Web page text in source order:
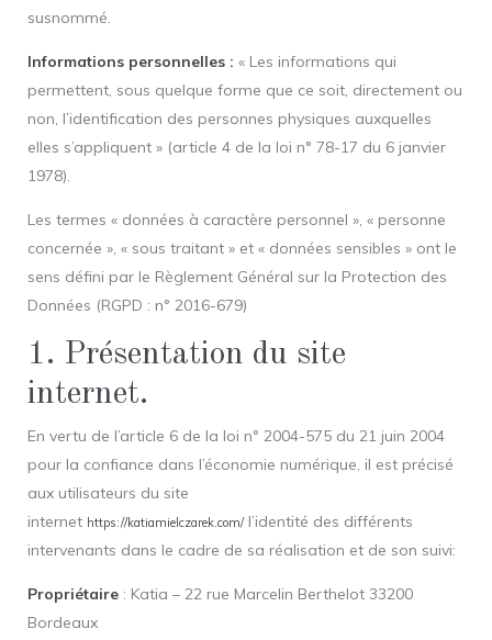
susnommé.
Informations personnelles : « Les informations qui
permettent, sous quelque forme que ce soit, directement ou
non, l’identification des personnes physiques auxquelles
elles s’appliquent » (article 4 de la loi n° 78-17 du 6 janvier
1978).
Les termes « données à caractère personnel », « personne
concernée », « sous traitant » et « données sensibles » ont le
sens défini par le Règlement Général sur la Protection des
Données (RGPD : n° 2016-679)
1. Présentation du site
internet.
En vertu de l’article 6 de la loi n° 2004-575 du 21 juin 2004
pour la confiance dans l’économie numérique, il est précisé
aux utilisateurs du site
internet https://katiamielczarek.com/l’identité des différents
intervenants dans le cadre de sa réalisation et de son suivi:
Propriétaire : Katia – 22 rue Marcelin Berthelot 33200
Bordeaux